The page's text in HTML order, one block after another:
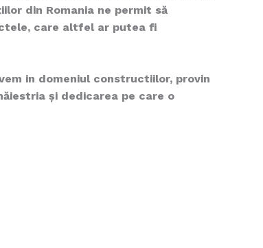
din Romania ne permit să
care altfel ar putea fi
in domeniul constructiilor, provin
și dedicarea pe care o